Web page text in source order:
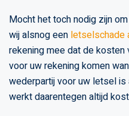
Mocht het toch nodig zijn
wij alsnog een letselschade
rekening mee dat de
voor uw rekening komen
wederpartij voor uw letsel
werkt daarentegen altijd